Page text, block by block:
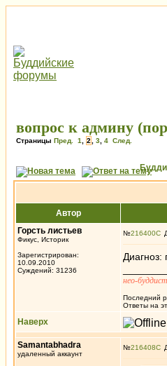
вопрос к админу
Страницы Пред. 1 2 3 4 След.
Автор
Горсть листьев
Фикус, Историк
Зарегистрирован:
10.09.2010
Суждений: 31236
№216400
Диагноз:
нео-буддист
Последний
Ответы на
Наверх
Samantabhadra
удаленный аккаунт
№216408